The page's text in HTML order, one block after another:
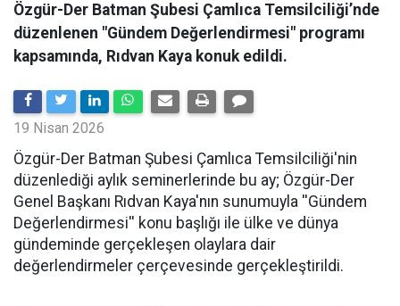
Özgür-Der Batman Şubesi Çamlıca Temsilciliği’nde
düzenlenen "Gündem Değerlendirmesi" programı
kapsamında, Rıdvan Kaya konuk edildi.
19 Nisan 2026
​Özgür-Der Batman Şubesi Çamlıca Temsilciliği'nin
düzenlediği aylık seminerlerinde bu ay; Özgür-Der
Genel Başkanı Rıdvan Kaya'nın sunumuyla ''Gündem
Değerlendirmesi'' konu başlığı ile ülke ve dünya
gündeminde gerçekleşen olaylara dair
değerlendirmeler çerçevesinde gerçekleştirildi.